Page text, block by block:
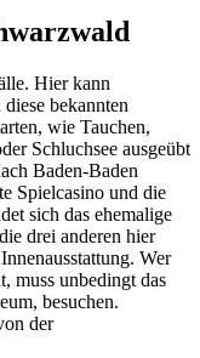
Hier kann
bekannten
wie Tauchen,
Schluchsee ausgeübt
Baden-Baden
Spielcasino und die
sich das ehemalige
drei anderen hier
Wer
muss unbedingt das
besuchen.
der